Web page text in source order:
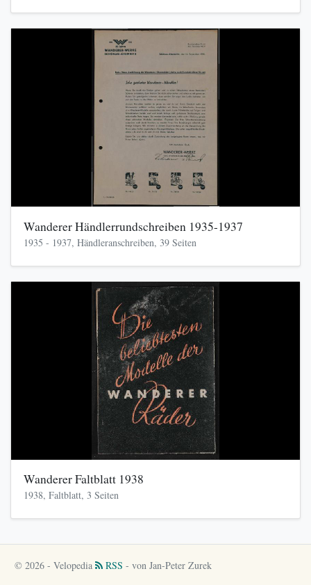
Wanderer Händlerrundschreiben 1935-1937
1935 - 1937, Händleranschreiben, 39 Seiten
Wanderer Faltblatt 1938
1938, Faltblatt, 3 Seiten
© 2026 - Velopedia RSS - von Jan-Peter Zurek